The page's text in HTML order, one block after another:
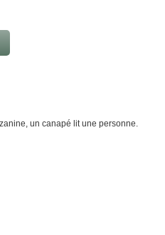
un canapé lit une personne.